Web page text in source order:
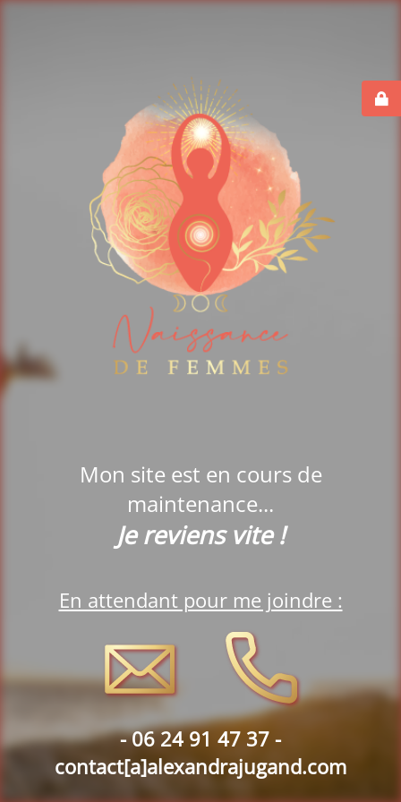
Mon site est en cours de
maintenance...
Je reviens vite !
En attendant pour me joindre :
-06 24 91 47 37 -
contact[a]alexandrajugand.com